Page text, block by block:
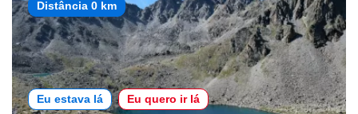
Distância 0 km
Eu estava lá Eu quero ir lá